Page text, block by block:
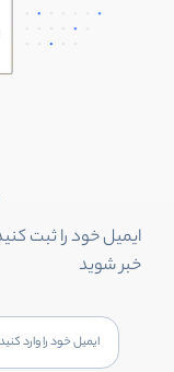
ایمیل خود را ثبت
خبر شوید